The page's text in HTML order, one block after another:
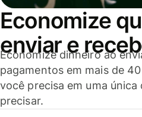
Economize
enviar e
Economize dinheiro ao
pagamentos em mais de
você precisa em uma
precisar.